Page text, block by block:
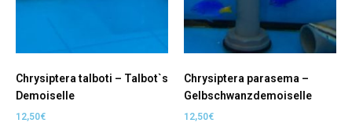
Chrysiptera talboti – Talbot`s
Demoiselle
12,50€
Chrysiptera parasema –
Gelbschwanzdemoiselle
12,50€